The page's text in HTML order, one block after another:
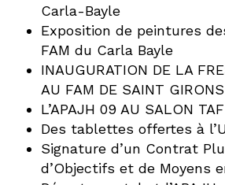
Carla-Bayle
Exposition de peintures
FAM du Carla Bayle
INAUGURATION DE LA
AU FAM DE SAINT GIRONS
L’APAJH 09 AU SALON TAF
Des tablettes offertes à
Signature d’un Contrat
d’Objectifs et de Moyens